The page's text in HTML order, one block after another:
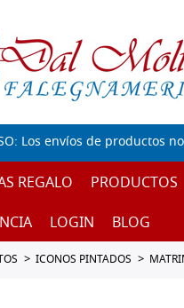
Los envíos de productos
REGALO PRODUCTOS
LOGIN BLOG
ICONOS PINTADOS